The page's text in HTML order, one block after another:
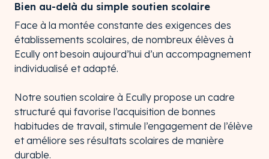
Bien au-delà du simple soutien scolaire
Face à la montée constante des exigences des
établissements scolaires, de nombreux élèves à
Ecully ont besoin aujourd’hui d’un accompagnement
individualisé et adapté.
Notre soutien scolaire à Ecully propose un cadre
structuré qui favorise l’acquisition de bonnes
habitudes de travail, stimule l’engagement de l’élève
et améliore ses résultats scolaires de manière
durable.